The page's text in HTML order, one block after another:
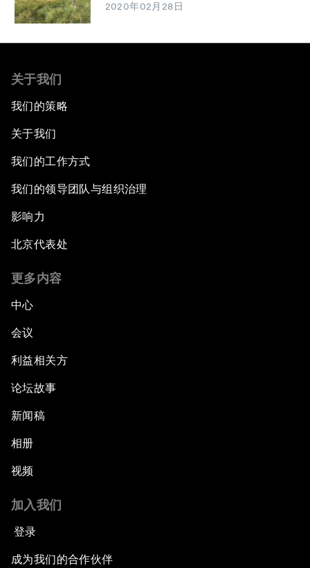
2020年02月28日
关于我们
我们的策略
关于我们
我们的工作方式
我们的领导团队与组织治理
影响力
北京代表处
更多内容
中心
会议
利益相关方
论坛故事
新闻稿
相册
视频
加入我们
登录
成为我们的合作伙伴